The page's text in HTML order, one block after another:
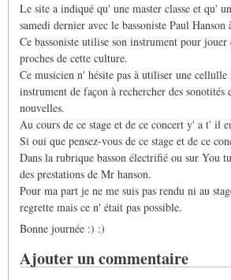
Le site a indiqué qu' une master classe et qu'
samedi dernier avec le bassoniste Paul Hanson
Ce bassoniste utilise son instrument pour jouer
proches de cette culture.
Ce musicien n' hésite pas à utiliser une
instrument de façon à rechercher des sonotités
nouvelles.
Au cours de ce stage et de ce concert y' a t' il
Si oui que pensez-vous de ce stage et de ce
Dans la rubrique basson électrifié ou sur You
des prestations de Mr hanson.
Pour ma part je ne me suis pas rendu ni au
regrette mais ce n' était pas possible.
Bonne journée :) :)
Ajouter un commentaire